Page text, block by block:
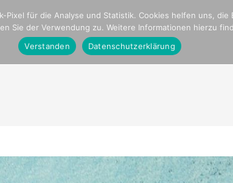
Stationen unserer Reise
und Media Blogseite Plan
für die Analyse und Statistik. Cookies helfen uns,
Sie der Verwendung zu. Weitere Informationen hierzu
Verstanden
Datenschutzerklärung